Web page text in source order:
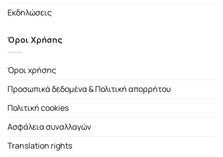
Εκδηλώσεις
Όροι Χρήσης
Όροι χρήσης
Προσωπικά δεδομένα & Πολιτική απορρήτου
Πολιτική cookies
Ασφάλεια συναλλαγών
Translation rights